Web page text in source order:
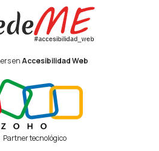
enAccesibilidad Web
Partner tecnológico